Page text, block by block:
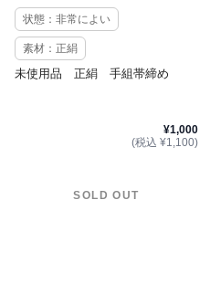
状態：非常によい
素材：正絹
未使用品 正絹 手組帯締め
¥1,000
(税込 ¥1,100)
SOLD OUT